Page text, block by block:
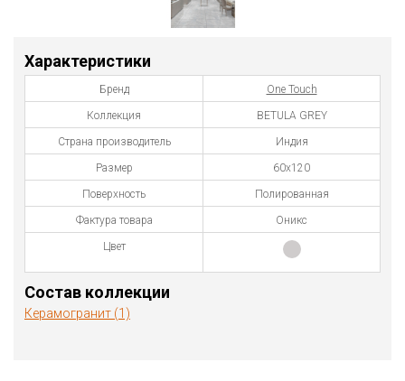
Характеристики
Бренд One Touch
Коллекция BETULA GREY
Страна производитель Индия
Размер 60x120
Поверхность Полированная
Фактура товара Оникс
Цвет
Состав коллекции
Керамогранит (1)